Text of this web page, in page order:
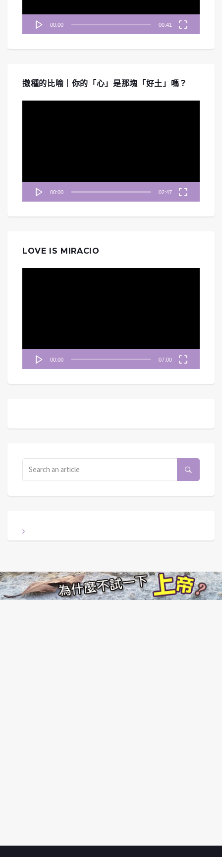
00:00 00:41
撒種的比喻｜你的「心」是那塊「好土」嗎？
00:00 02:47
LOVE IS MIRACIO
00:00 07:00